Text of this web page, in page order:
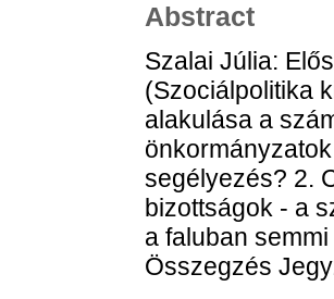
Abstract
Szalai Júlia:
(Szociálpolitika
alakulása a
segélyezés? 2.
bizottságok - a
a faluban
Összegzés